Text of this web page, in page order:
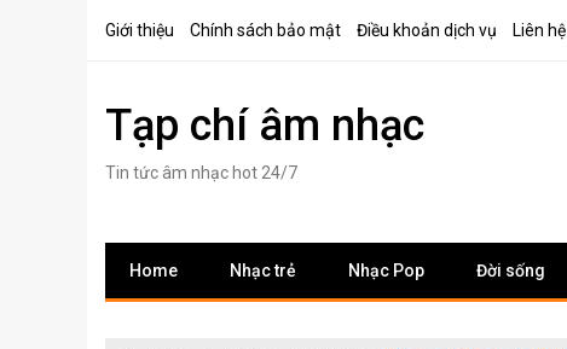
Giới thiệu Chính sách bảo mật Điều khoản dịch vụ Liên hệ
Tạp chí âm nhạc
Tin tức âm nhạc hot 24/7
Home Nhạc trẻ Nhạc Pop Đời sống